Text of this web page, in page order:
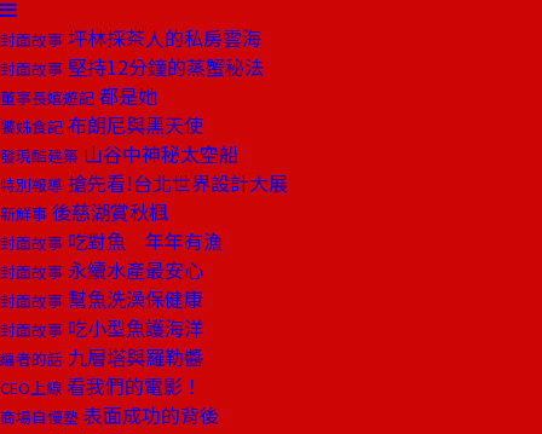
封面故事 坪林採茶人的私房雲海
封面故事 堅持12分鐘的蒸蟹秘法
董事長嬉遊記 都是她
饕姊食記 布朗尼與黑天使
發現酷建築 山谷中神秘太空船
特別報導 搶先看!台北世界設計大展
新鮮事 後慈湖賞秋楓
封面故事 吃對魚 年年有漁
封面故事 永續水產最安心
封面故事 幫魚洗澡保健康
封面故事 吃小型魚護海洋
編者的話 九層塔與羅勒醬
CEO上線 看我們的電影！
商場自慢塾 表面成功的背後